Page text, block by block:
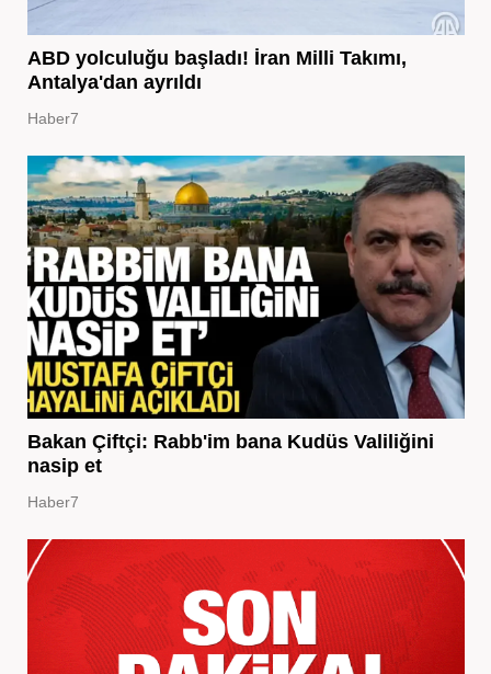
ABD yolculuğu başladı! İran Milli Takımı,
Antalya'dan ayrıldı
Haber7
Bakan Çiftçi: Rabb'im bana Kudüs Valiliğini
nasip et
Haber7